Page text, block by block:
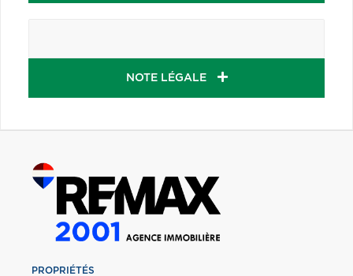
NOTE LÉGALE
PROPRIÉTÉS